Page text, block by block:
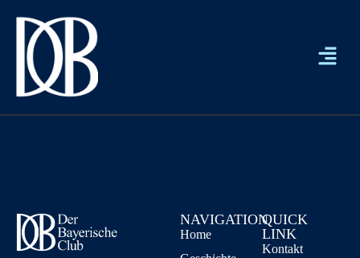
NAVIGATION
Home
QUICK
LINK
Kontakt